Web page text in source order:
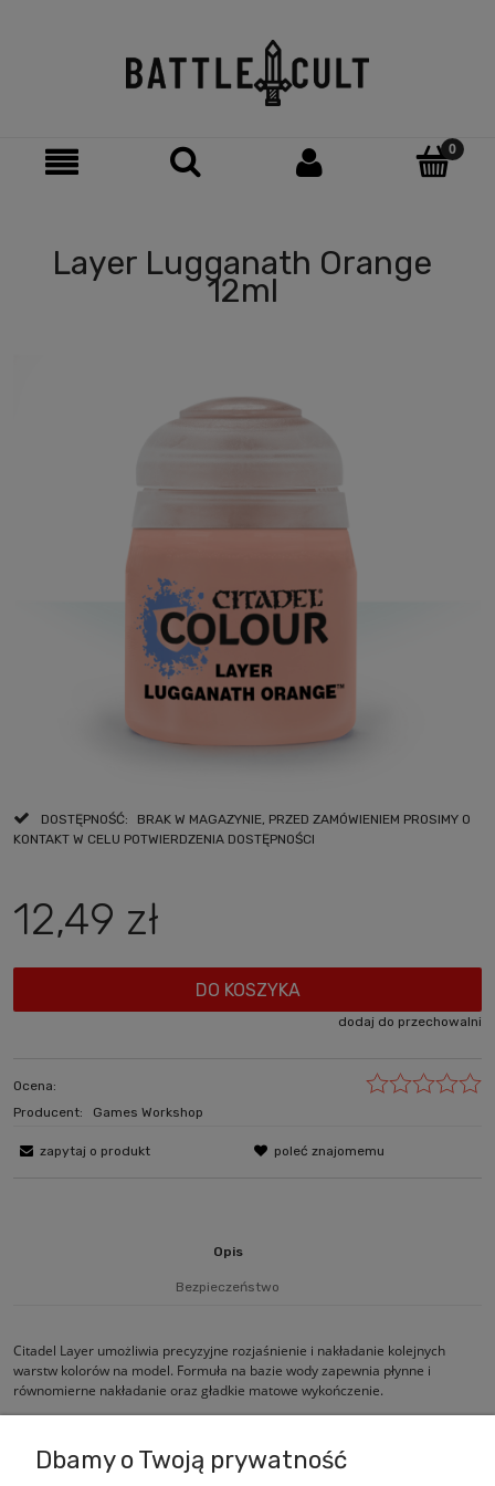
Layer Lugganath Orange
12ml
DOSTĘPNOŚĆ:
BRAK W MAGAZYNIE, PRZED ZAMÓWIENIEM PROSIMY O
KONTAKT W CELU POTWIERDZENIA DOSTĘPNOŚCI
12,49 zł
DO KOSZYKA
dodaj do przechowalni
Ocena:
Producent:
Games Workshop
zapytaj o produkt poleć znajomemu
Opis
Bezpieczeństwo
Citadel Layer umożliwia precyzyjne rozjaśnienie i nakładanie kolejnych
warstw kolorów na model. Formuła na bazie wody zapewnia płynne i
równomierne nakładanie oraz gładkie matowe wykończenie.
Dbamy o Twoją prywatność